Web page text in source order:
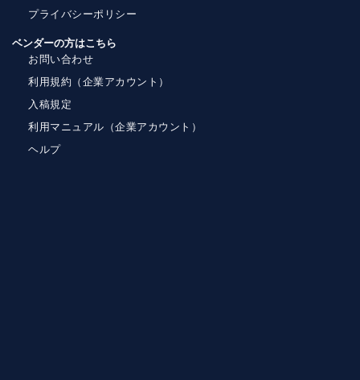
プライバシーポリシー
ベンダーの方はこちら
お問い合わせ
利用規約（企業アカウント）
入稿規定
利用マニュアル（企業アカウント）
ヘルプ